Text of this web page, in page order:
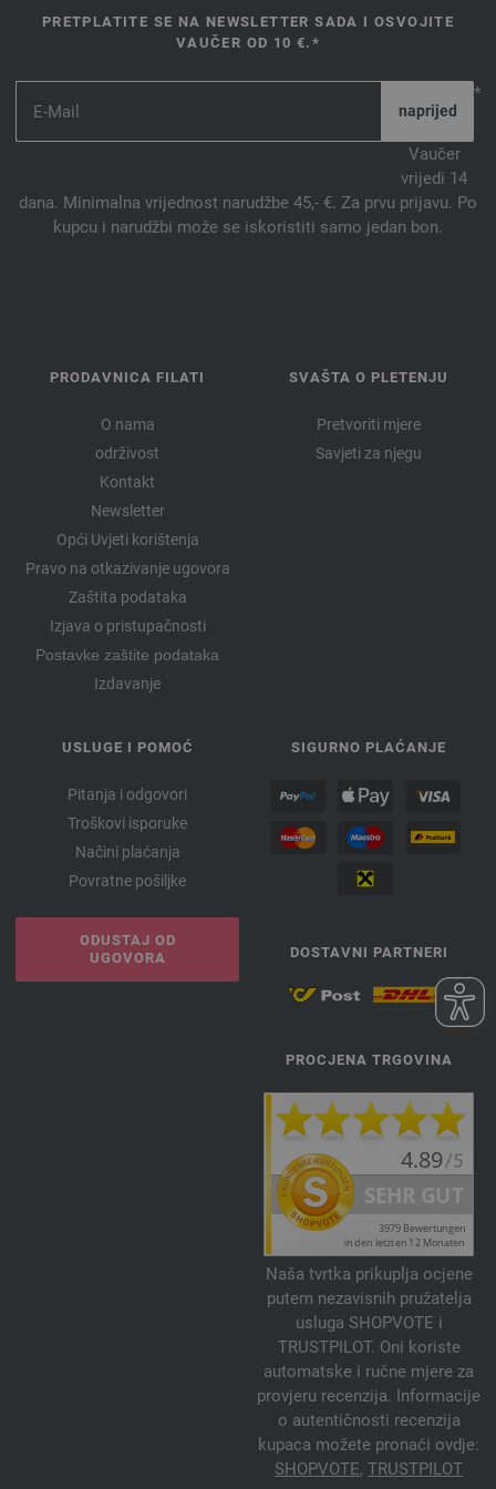
PRETPLATITE SE NA NEWSLETTER SADA I OSVOJITE
VAUČER OD 10 €.*
*
Vaučer
vrijedi 14
dana. Minimalna vrijednost narudžbe 45,- €. Za prvu prijavu. Po
kupcu i narudžbi može se iskoristiti samo jedan bon.
PRODAVNICA FILATI
O nama
održivost
Kontakt
Newsletter
Opći Uvjeti korištenja
Pravo na otkazivanje ugovora
Zaštita podataka
Izjava o pristupačnosti
Postavke zaštite podataka
Izdavanje
SVAŠTA O PLETENJU
Pretvoriti mjere
Savjeti za njegu
USLUGE I POMOĆ
Pitanja i odgovori
Troškovi isporuke
Načini plaćanja
Povratne pošiljke
ODUSTAJ OD
UGOVORA
SIGURNO PLAĆANJE
DOSTAVNI PARTNERI
PROCJENA TRGOVINA
Naša tvrtka prikuplja ocjene
putem nezavisnih pružatelja
usluga SHOPVOTE i
TRUSTPILOT. Oni koriste
automatske i ručne mjere za
provjeru recenzija. Informacije
o autentičnosti recenzija
kupaca možete pronaći ovdje:
SHOPVOTE, TRUSTPILOT